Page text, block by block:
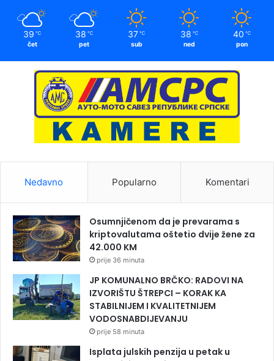
39 ℃
čet
38 ℃
pet
37 ℃
sub
38 ℃
ned
40 ℃
pon
Nedavno Popularno Komentari
Osumnjičenom da je prevarama s
kriptovalutama oštetio dvije žene za
42.000 KM
prije 36 minuta
JP KOMUNALNO BRČKO: RADOVI NA
IZVORIŠTU ŠTREPCI – KORAK KA
STABILNIJEM I KVALITETNIJEM
VODOSNABDIJEVANJU
prije 58 minuta
Isplata julskih penzija u petak u